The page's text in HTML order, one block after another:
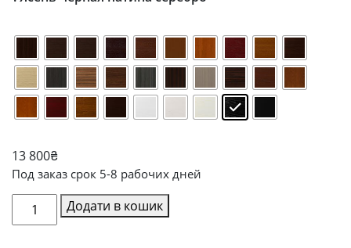
800₴
13 800₴
Под заказ срок 5-8 рабочих дней
Межкомнатная
дверь
Додати в кошик